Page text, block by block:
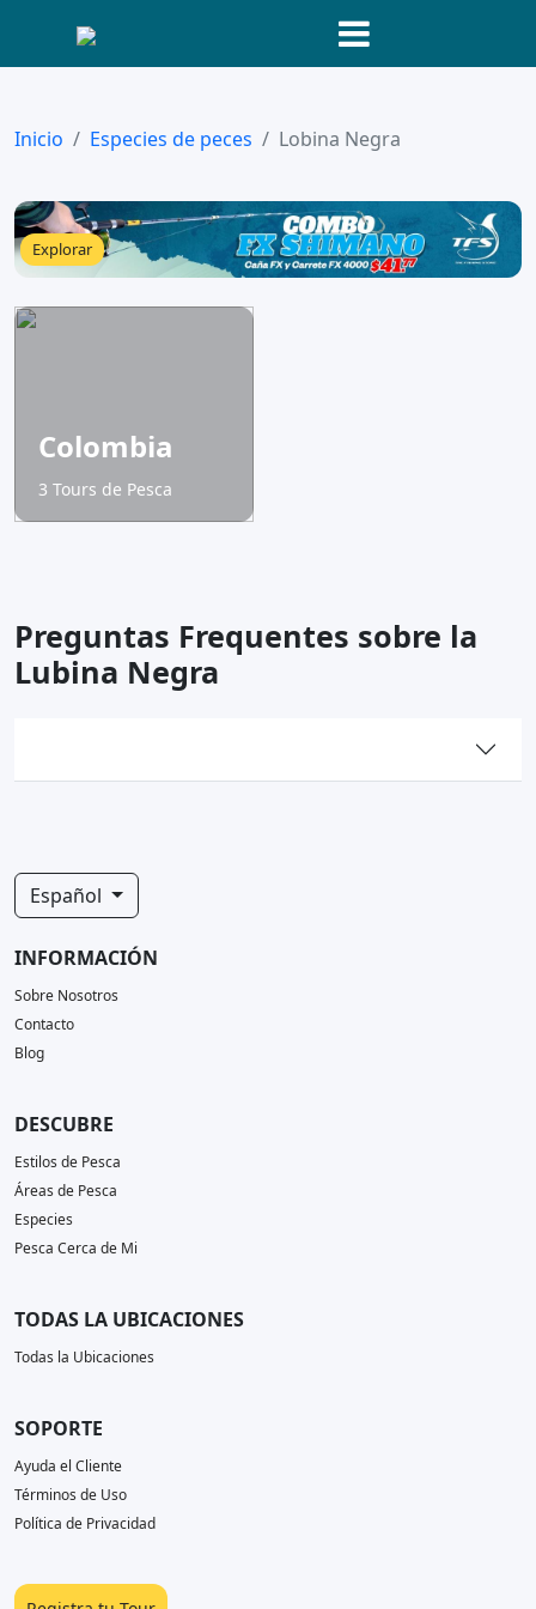
Inicio Especies de peces Lobina Negra
Explorar
Colombia
3 Tours de Pesca
Preguntas Frequentes sobre la
Lubina Negra
Español
INFORMACIÓN
Sobre Nosotros
Contacto
Blog
DESCUBRE
Estilos de Pesca
Áreas de Pesca
Especies
Pesca Cerca de Mi
TODAS LA UBICACIONES
Todas la Ubicaciones
SOPORTE
Ayuda el Cliente
Términos de Uso
Política de Privacidad